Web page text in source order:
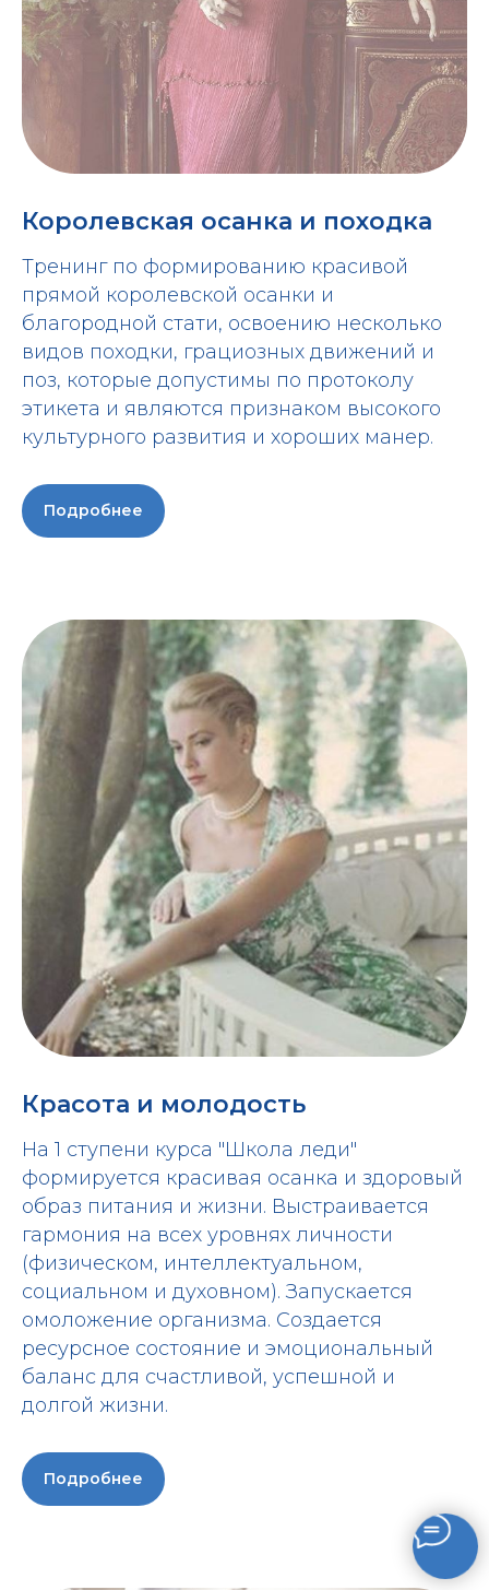
Королевская осанка и походка
Тренинг по формированию красивой
прямой королевской осанки и
благородной стати, освоению несколько
видов походки, грациозных движений и
поз, которые допустимы по протоколу
этикета и являются признаком высокого
культурного развития и хороших манер.
Подробнее
Красота и молодость
На 1 ступени курса "Школа леди"
формируется красивая осанка и здоровый
образ питания и жизни. Выстраивается
гармония на всех уровнях личности
(физическом, интеллектуальном,
социальном и духовном). Запускается
омоложение организма. Создается
ресурсное состояние и эмоциональный
баланс для счастливой, успешной и
долгой жизни.
Подробнее